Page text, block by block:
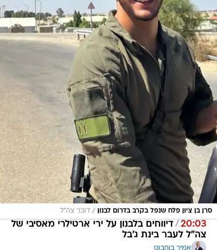
סרן בן ציון פלח שנפל בקרב בדרום לבנון / דובר צה"ל
20:03
/דיווחים בלבנון על ירי ארטילרי מאסיבי של
צה"ל לעבר בינת ג'בל
אמיר בוחבוט